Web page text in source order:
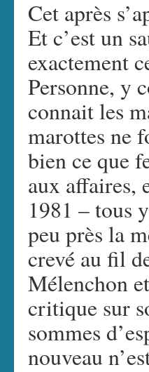
Cet après
Et c’est un
exactement
Personne, y
connait les
marottes ne
bien ce que
aux affaires,
1981 – tous
peu près la
crevé au fil
Mélenchon
critique sur
sommes
nouveau